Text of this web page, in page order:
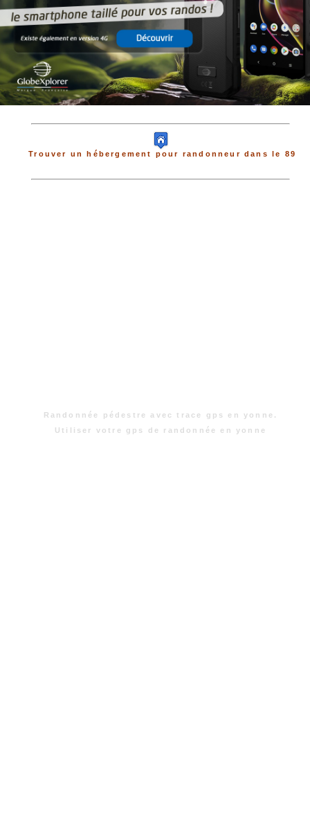
Trouver un hébergement pour randonneur dans le 89
Randonnée pédestre avec trace gps en yonne.
Utiliser votre gps de randonnée en yonne